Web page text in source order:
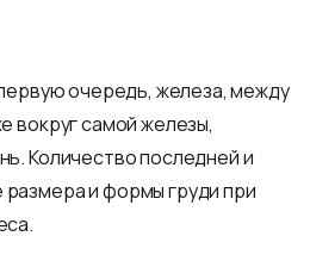
очередь, железа, между
вокруг самой железы,
Количество последней и
и формы груди при